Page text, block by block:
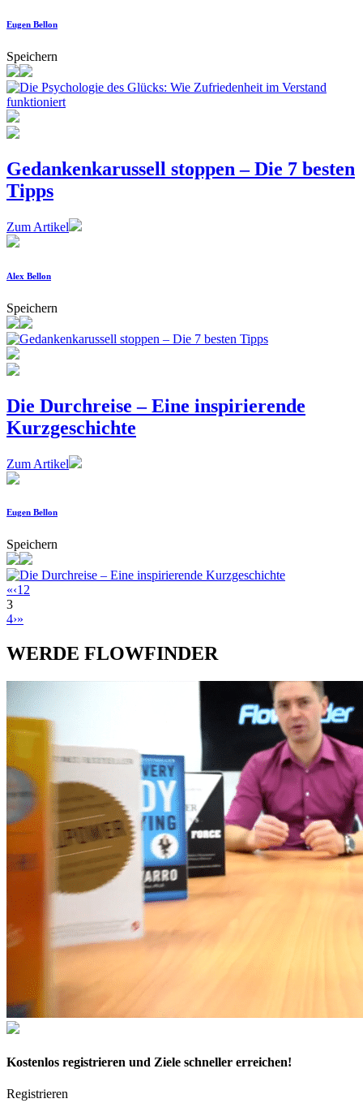
Eugen Bellon
Speichern
Gedankenkarussell stoppen – Die 7 besten
Tipps
Zum Artikel
Alex Bellon
Speichern
Die Durchreise – Eine inspirierende
Kurzgeschichte
Zum Artikel
Eugen Bellon
Speichern
«‹12
3
4›»
WERDE FLOWFINDER
Kostenlos registrieren und Ziele schneller erreichen!
Registrieren